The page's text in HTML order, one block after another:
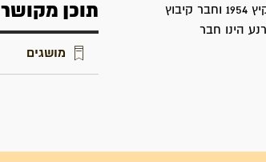
משלט הגבול הלבנוני. אחרי שהשתחרר היה חבר יפתח עד 1953, חבר גדות עד קיץ 1954 וחבר קיבוץ
הינו חבר
תוכן מקושר
מושגים